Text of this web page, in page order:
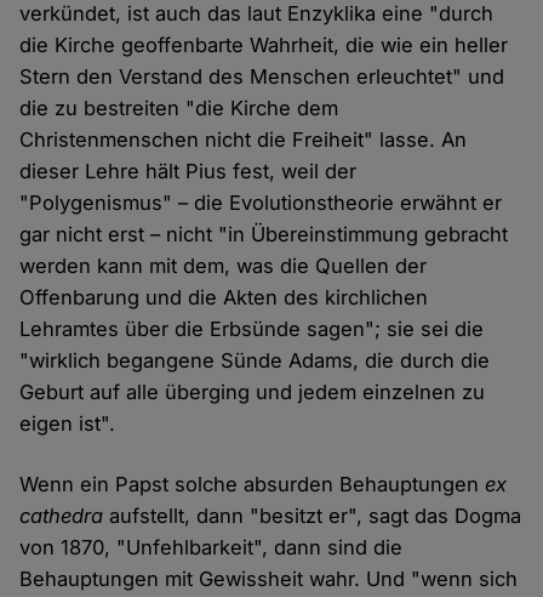
verkündet, ist auch das laut Enzyklika eine "durch
die Kirche geoffenbarte Wahrheit, die wie ein heller
Stern den Verstand des Menschen erleuchtet" und
die zu bestreiten "die Kirche dem
Christenmenschen nicht die Freiheit" lasse. An
dieser Lehre hält Pius fest, weil der
"Polygenismus" – die Evolutionstheorie erwähnt er
gar nicht erst – nicht "in Übereinstimmung gebracht
werden kann mit dem, was die Quellen der
Offenbarung und die Akten des kirchlichen
Lehramtes über die Erbsünde sagen"; sie sei die
"wirklich begangene Sünde Adams, die durch die
Geburt auf alle überging und jedem einzelnen zu
eigen ist".
Wenn ein Papst solche absurden Behauptungenex
cathedra aufstellt, dann "besitzt er", sagt das Dogma
von 1870, "Unfehlbarkeit", dann sind die
Behauptungen mit Gewissheit wahr. Und "wenn sich